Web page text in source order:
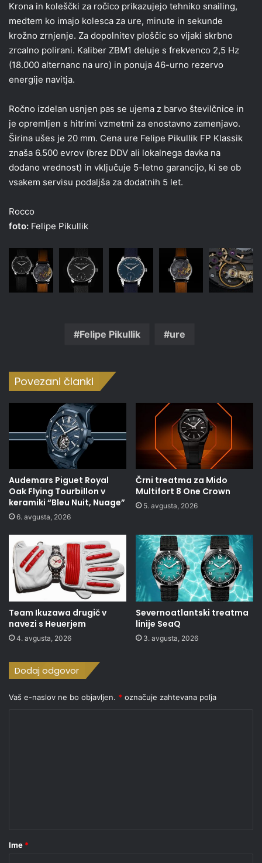
Krona in koleščki za ročico prikazujejo tehniko snailing,
medtem ko imajo kolesca za ure, minute in sekunde
krožno zrnjenje. Za dopolnitev ploščic so vijaki skrbno
zrcalno polirani. Kaliber ZBM1 deluje s frekvenco 2,5 Hz
(18.000 alternanc na uro) in ponuja 46-urno rezervo
energije navitja.
Ročno izdelan usnjen pas se ujema z barvo številčnice in
je opremljen s hitrimi vzmetmi za enostavno zamenjavo.
Širina ušes je 20 mm. Cena ure Felipe Pikullik FP Klassik
znaša 6.500 evrov (brez DDV ali lokalnega davka na
dodano vrednost) in vključuje 5-letno garancijo, ki se ob
vsakem servisu podaljša za dodatnih 5 let.
Rocco
foto: Felipe Pikullik
Felipe Pikullik ure
Povezani članki
Audemars Piguet Royal
Oak Flying Tourbillon v
keramiki “Bleu Nuit, Nuage”
6. avgusta, 2026
Črni treatma za Mido
Multifort 8 One Crown
5. avgusta, 2026
Team Ikuzawa drugič v
navezi s Heuerjem
4. avgusta, 2026
Severnoatlantski treatma
linije SeaQ
3. avgusta, 2026
Dodaj odgovor
Vaš e-naslov ne bo objavljen. * označuje zahtevana polja
rIme *